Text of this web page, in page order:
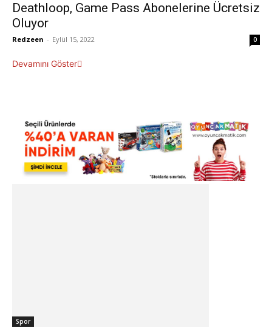
Deathloop, Game Pass Abonelerine Ücretsiz
Oluyor
Redzeen - Eylül 15, 2022 0
Devamını Göster
Spor